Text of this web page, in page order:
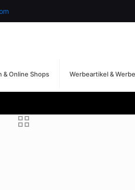
& Online Shops Werbeartikel &